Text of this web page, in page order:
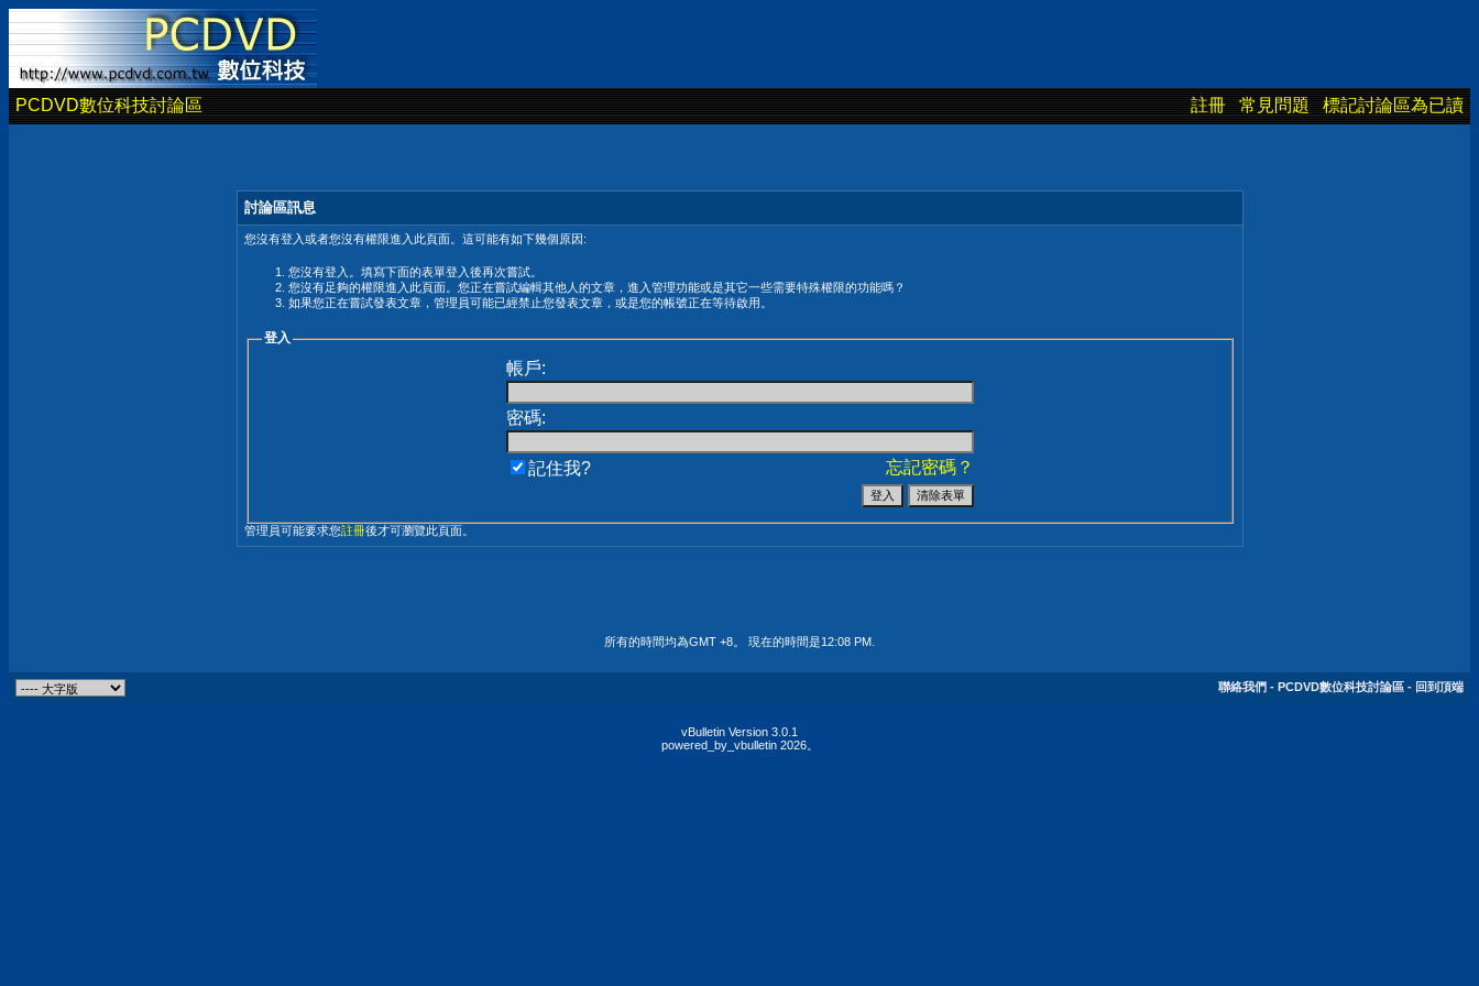
PCDVD數位科技討論區 註冊 常見問題 標記討論區為已讀
討論區訊息
您沒有登入或者您沒有權限進入此頁面。這可能有如下幾個原因:
您沒有登入。填寫下面的表單登入後再次嘗試。
您沒有足夠的權限進入此頁面。您正在嘗試編輯其他人的文章，進入管理功能或是其它一些需要特殊權限的功能嗎？
如果您正在嘗試發表文章，管理員可能已經禁止您發表文章，或是您的帳號正在等待啟用。
登入
帳戶:
密碼:
忘記密碼？
記住我?
管理員可能要求您註冊後才可瀏覽此頁面。
所有的時間均為GMT +8。 現在的時間是12:08 PM
聯絡我們 - PCDVD數位科技討論區 - 回到頂端
vBulletin Version 3.0.1
powered_by_vbulletin 2026。